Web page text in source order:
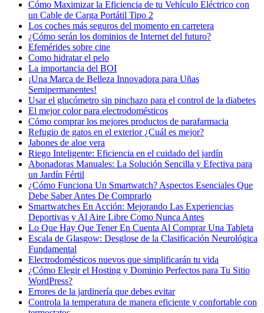
Cómo Maximizar la Eficiencia de tu Vehículo Eléctrico con
un Cable de Carga Portátil Tipo 2
Los coches más seguros del momento en carretera
¿Cómo serán los dominios de Internet del futuro?
Efemérides sobre cine
Сomo hidratar el pelo
La importancia del BOI
¡Una Marca de Belleza Innovadora para Uñas
Semipermanentes!
Usar el glucómetro sin pinchazo para el control de la diabetes
El mejor color para electrodomésticos
Cómo comprar los mejores productos de parafarmacia
Refugio de gatos en el exterior ¿Cuál es mejor?
Jabones de aloe vera
Riego Inteligente: Eficiencia en el cuidado del jardín
Abonadoras Manuales: La Solución Sencilla y Efectiva para
un Jardín Fértil
¿Cómo Funciona Un Smartwatch? Aspectos Esenciales Que
Debe Saber Antes De Comprarlo
Smartwatches En Acción: Mejorando Las Experiencias
Deportivas y Al Aire Libre Como Nunca Antes
Lo Que Hay Que Tener En Cuenta Al Comprar Una Tableta
Escala de Glasgow: Desglose de la Clasificación Neurológica
Fundamental
Electrodomésticos nuevos que simplificarán tu vida
¿Cómo Elegir el Hosting y Dominio Perfectos para Tu Sitio
WordPress?
Errores de la jardinería que debes evitar
Controla la temperatura de manera eficiente y confortable con